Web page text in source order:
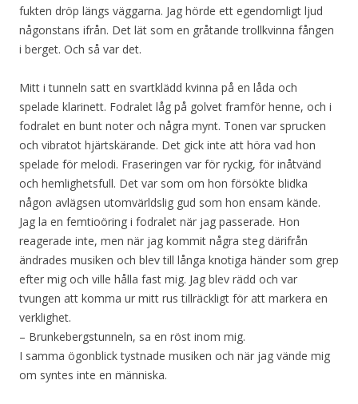
fukten dröp längs väggarna. Jag hörde ett egendomligt ljud
någonstans ifrån. Det lät som en gråtande trollkvinna fången
i berget. Och så var det.
Mitt i tunneln satt en svartklädd kvinna på en låda och
spelade klarinett. Fodralet låg på golvet framför henne, och i
fodralet en bunt noter och några mynt. Tonen var sprucken
och vibratot hjärtskärande. Det gick inte att höra vad hon
spelade för melodi. Fraseringen var för ryckig, för inåtvänd
och hemlighetsfull. Det var som om hon försökte blidka
någon avlägsen utomvärldslig gud som hon ensam kände.
Jag la en femtioöring i fodralet när jag passerade. Hon
reagerade inte, men när jag kommit några steg därifrån
ändrades musiken och blev till långa knotiga händer som grep
efter mig och ville hålla fast mig. Jag blev rädd och var
tvungen att komma ur mitt rus tillräckligt för att markera en
verklighet.
– Brunkebergstunneln, sa en röst inom mig.
I samma ögonblick tystnade musiken och när jag vände mig
om syntes inte en människa.